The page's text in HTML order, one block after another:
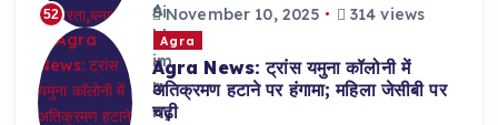
52
November 10, 2025
314 views
Agra
Agra News: ट्रांस यमुना कॉलोनी में
अतिक्रमण हटाने पर हंगामा; महिला जेसीबी पर
चढ़ी